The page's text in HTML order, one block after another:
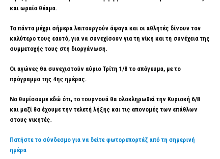
και ωραίο θέαμα.
Τα πάντα μέχρι σήμερα λειτουργούν άψογα και οι αθλητές δίνουν τον
καλύτερο τους εαυτό, για να συνεχίσουν για τη νίκη και τη συνέχεια της
συμμετοχής τους στη διοργάνωση.
Οι αγώνες θα συνεχιστούν αύριο Τρίτη 1/8 το απόγευμα, με το
πρόγραμμα της 4ης ημέρας.
Να θυμίσουμε εδώ ότι, το τουρνουά θα ολοκληρωθεί την Κυριακή 6/8
και μαζί θα έχουμε την τελετή λήξης και τις απονομές των επάθλων
στους νικητές.
Πατήστε το σύνδεσμο για να δείτε φωτορεπορτάζ από τη σημερινή
ημέρα